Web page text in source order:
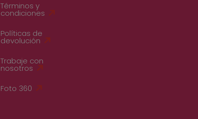
Términos y
condiciones
Políticas de
devolución
Trabaje con
nosotros
Foto 360